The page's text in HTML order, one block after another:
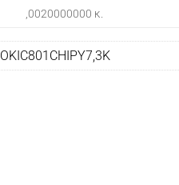
,0020000000 κ.
OKIC801CHIPY7,3K